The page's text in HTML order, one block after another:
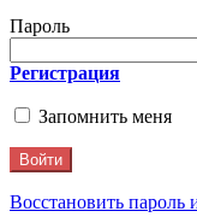
Пароль
Регистрация
Запомнить меня
Восстановить пароль